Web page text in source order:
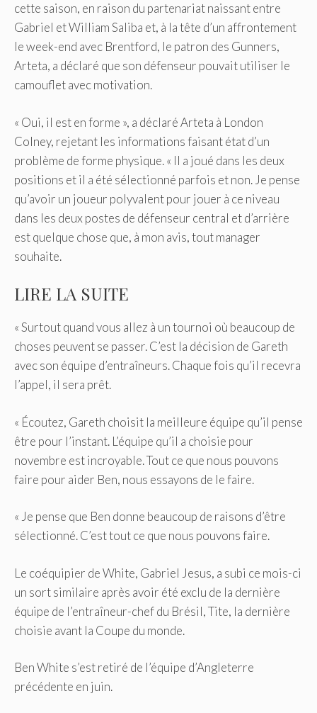
cette saison, en raison du partenariat naissant entre
Gabriel et William Saliba et, à la tête d’un affrontement
le week-end avec Brentford, le patron des Gunners,
Arteta, a déclaré que son défenseur pouvait utiliser le
camouflet avec motivation.
« Oui, il est en forme », a déclaré Arteta à London
Colney, rejetant les informations faisant état d’un
problème de forme physique. « Il a joué dans les deux
positions et il a été sélectionné parfois et non. Je pense
qu’avoir un joueur polyvalent pour jouer à ce niveau
dans les deux postes de défenseur central et d’arrière
est quelque chose que, à mon avis, tout manager
souhaite.
LIRE LA SUITE
« Surtout quand vous allez à un tournoi où beaucoup de
choses peuvent se passer. C’est la décision de Gareth
avec son équipe d’entraîneurs. Chaque fois qu’il recevra
l’appel, il sera prêt.
« Écoutez, Gareth choisit la meilleure équipe qu’il pense
être pour l’instant. L’équipe qu’il a choisie pour
novembre est incroyable. Tout ce que nous pouvons
faire pour aider Ben, nous essayons de le faire.
« Je pense que Ben donne beaucoup de raisons d’être
sélectionné. C’est tout ce que nous pouvons faire.
Le coéquipier de White, Gabriel Jesus, a subi ce mois-ci
un sort similaire après avoir été exclu de la dernière
équipe de l’entraîneur-chef du Brésil, Tite, la dernière
choisie avant la Coupe du monde.
Ben White s’est retiré de l’équipe d’Angleterre
précédente en juin.